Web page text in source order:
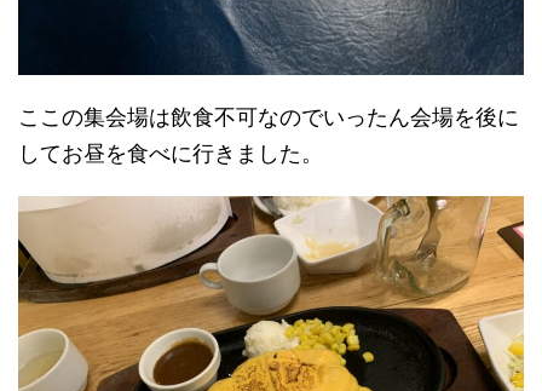
ここの集会場は飲食不可なのでいったん会場を後に
してお昼を食べに行きました。